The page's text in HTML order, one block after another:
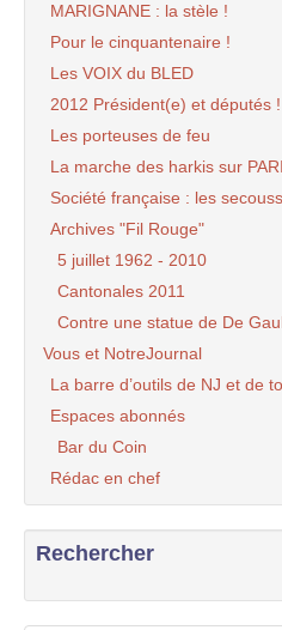
MARIGNANE : la stèle !
Pour le cinquantenaire !
Les VOIX du BLED
2012 Président(e) et députés !
Les porteuses de feu
La marche des harkis sur
Société française : les
Archives "Fil Rouge"
5 juillet 1962 - 2010
Cantonales 2011
Contre une statue de De
Vous et NotreJournal
La barre d’outils de NJ et de
Espaces abonnés
Bar du Coin
Rédac en chef
Rechercher